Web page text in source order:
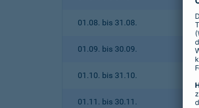
01.08. bis 31.08.
01.09. bis 30.09.
01.10. bis 31.10.
01.11. bis 30.11.